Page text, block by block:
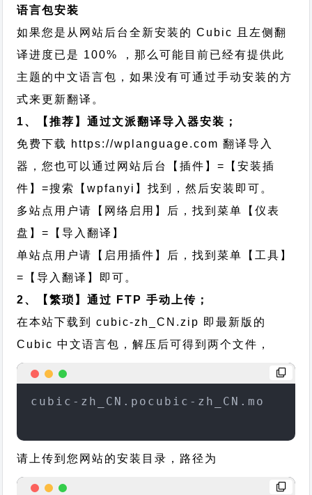
语言包安装
如果您是从网站后台全新安装的 Cubic 且左侧翻
译进度已是 100% ，那么可能目前已经有提供此
主题的中文语言包，如果没有可通过手动安装的方
式来更新翻译。
1、【推荐】通过文派翻译导入器安装；
免费下载 https://wplanguage.com 翻译导入
器，您也可以通过网站后台【插件】=【安装插
件】=搜索【wpfanyi】找到，然后安装即可。
多站点用户请【网络启用】后，找到菜单【仪表
盘】=【导入翻译】
单站点用户请【启用插件】后，找到菜单【工具】
=【导入翻译】即可。
2、【繁琐】通过 FTP 手动上传；
在本站下载到cubic-zh_CN.zip 即最新版的
Cubic 中文语言包，解压后可得到两个文件，
cubic-zh_CN.pocubic-zh_CN.mo
请上传到您网站的安装目录，路径为